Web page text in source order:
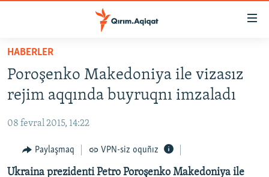
Esas
qaytmaq
Baş
navigatsiyağa
qaytmaq
qaytmaq
SİYASET
İQTİSADİYAT
CEMİYET
MEDENİYET
İNSAN AQLARI
HABERLER
Poroşenko Makedoniya ile vizasız
rejim aqqında buyruqnı imzaladı
08 fevral 2015, 14:22
Paylaşmaq VPN-siz oquñız
Ukraina prezidenti Petro Poroşenko Makedoniya ile